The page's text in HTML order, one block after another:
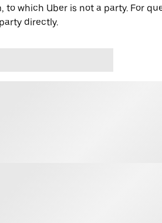
to which Uber is not a party. For
directly.